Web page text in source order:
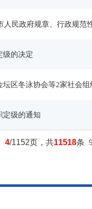
人民政府规章、行政规范
级的决定
坛区冬泳协会等2家社会组
定级的通知
4/1152页，共11518条